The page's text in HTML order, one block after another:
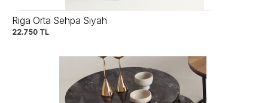
Riga Orta Sehpa Siyah
22.750 TL